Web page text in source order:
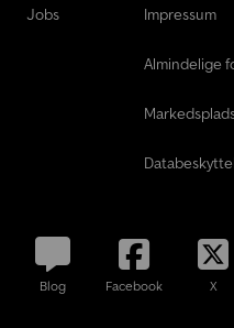
Jobs Impressum
Almindelige
Blog Facebook X